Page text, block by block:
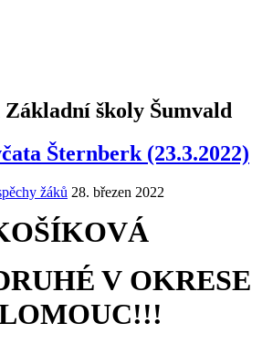
Základní školy Šumvald
Šternberk (23.3.2022)
žáků 28. březen 2022
V OKRESE